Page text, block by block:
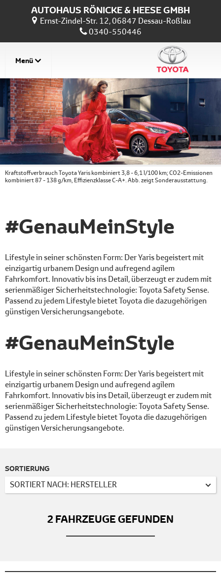
AUTOHAUS RÖNICKE & HEESE GMBH
Ernst-Zindel-Str. 12, 06847 Dessau-Roßlau
0340-550446
Menü
Kraftstoffverbrauch Toyota Yaris kombiniert 3,8 - 6,1 l/100 km; CO2-Emissionen
kombiniert 87 - 138 g/km, Effizienzklasse C-A+. Abb. zeigt Sonderausstattung.
#GenauMeinStyle
Lifestyle in seiner schönsten Form: Der Yaris begeistert mit
einzigartig urbanem Design und aufregend agilem
Fahrkomfort. Innovativ bis ins Detail, überzeugt er zudem mit
serienmäßiger Sicherheitstechnologie: Toyota Safety Sense.
Passend zu jedem Lifestyle bietet Toyota die dazugehörigen
günstigen Versicherungsangebote.
#GenauMeinStyle
Lifestyle in seiner schönsten Form: Der Yaris begeistert mit
einzigartig urbanem Design und aufregend agilem
Fahrkomfort. Innovativ bis ins Detail, überzeugt er zudem mit
serienmäßiger Sicherheitstechnologie: Toyota Safety Sense.
Passend zu jedem Lifestyle bietet Toyota die dazugehörigen
günstigen Versicherungsangebote.
SORTIERUNG
SORTIERT NACH: HERSTELLER
2FAHRZEUGE GEFUNDEN